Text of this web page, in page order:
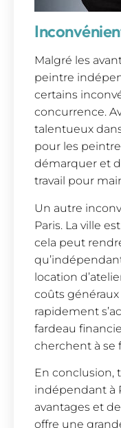
Malgré les
peintre
certains
concurrence.
talentueux
pour les
démarquer et
travail pour
Un autre
Paris. La ville
cela peut
location
coûts
rapidement
fardeau
cherchent à se
En conclusion,
indépendant à
avantages et
offre une